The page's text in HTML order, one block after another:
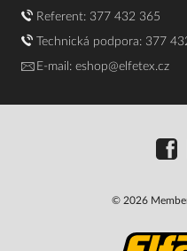
Referent: 377 432 365
Technická podpora: 377
E-mail: eshop@elfetex.cz
© 2026